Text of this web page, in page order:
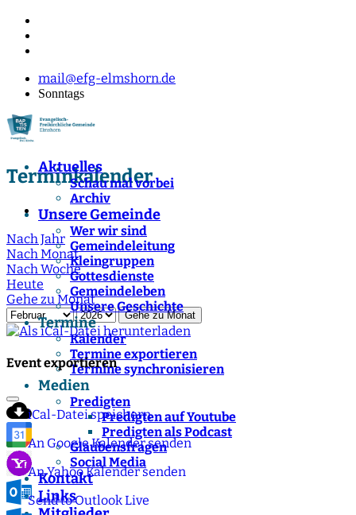
mail@efg-elmshorn.de
Sonntags
Aktuelles
Schau mal vorbei
Archiv
Unsere Gemeinde
Wer wir sind
Gemeindeleitung
Kleingruppen
Gottesdienste
Gemeindeleben
Unsere Geschichte
Termine
Kalender
Termine exportieren
Termine synchronisieren
Medien
Predigten
Predigten auf Youtube
Predigten als Podcast
Glaubensfragen
Social Media
Kontakt
Links
Terminkalender
Nach Jahr
Nach Monat
Nach Woche
Heute
Gehe zu Monat
Gehe zu Monat
Event exportieren
iCal-Datei speichern
An Google Kalender senden
An Yahoo Kalender senden
Send to Outlook Live